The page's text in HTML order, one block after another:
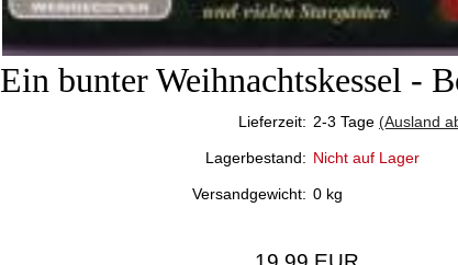
Ein bunter Weihnachtskessel -
Lieferzeit: 2-3 Tage (Ausland
Lagerbestand: Nicht auf Lager
Versandgewicht: 0 kg